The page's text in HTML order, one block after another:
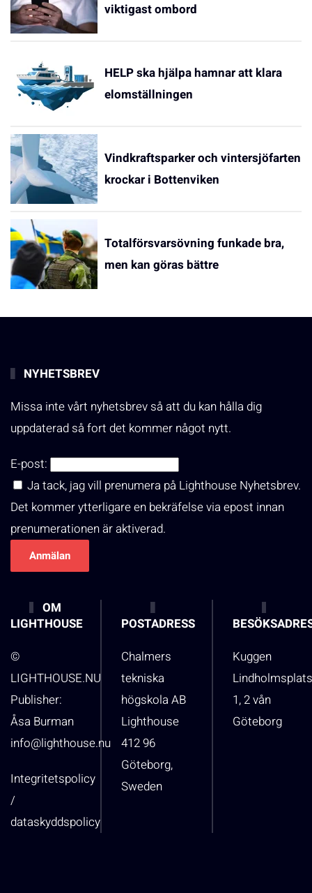
viktigast ombord
HELP ska hjälpa hamnar att klara
elomställningen
Vindkraftsparker och vintersjöfarten
krockar i Bottenviken
Totalförsvarsövning funkade bra,
men kan göras bättre
NYHETSBREV
Missa inte vårt nyhetsbrev så att du kan hålla dig
uppdaterad så fort det kommer något nytt.
E-post:
Ja tack, jag vill prenumera på Lighthouse Nyhetsbrev.
Det kommer ytterligare en bekräfelse via epost innan
prenumerationen är aktiverad.
OM
LIGHTHOUSE
©
LIGHTHOUSE.NU
Publisher:
Åsa Burman
info@lighthouse.nu
Integritetspolicy
/
dataskyddspolicy
POSTADRESS
Chalmers
tekniska
högskola AB
Lighthouse
412 96
Göteborg,
Sweden
Kuggen
1, 2 vån
Göteborg